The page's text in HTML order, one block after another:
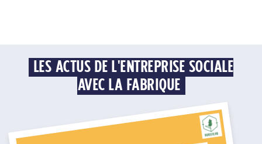
LES ACTUS DE L'ENTREPRISE SOCIALE
AVEC LA FABRIQUE